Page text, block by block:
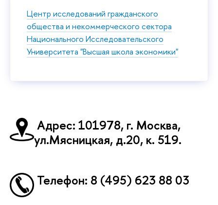
Центр исследований гражданского
общества и некоммерческого сектора
Национального Исследовательского
Университета "Высшая школа экономики"
Адрес: 101978, г. Москва,
ул.Мясницкая, д.20, к. 519.
Телефон: 8 (495) 623 88 03